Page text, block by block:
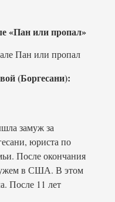
«Пан или пропал»
(Боргесани):
замуж за
юриста по
После окончания
в США. В этом
После 11 лет